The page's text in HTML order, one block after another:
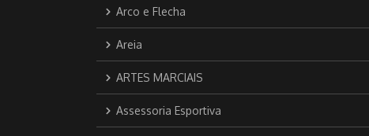
Arco e Flecha
Areia
ARTES MARCIAIS
Assessoria Esportiva